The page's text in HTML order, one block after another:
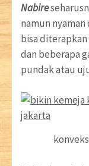
Nabire
namun nyaman
bisa
dan beberapa
pundak atau